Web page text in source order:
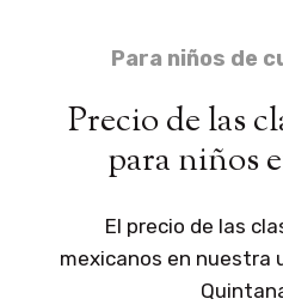
Para niños de
Precio de las
para niños
El precio de las
mexicanos en nuestra